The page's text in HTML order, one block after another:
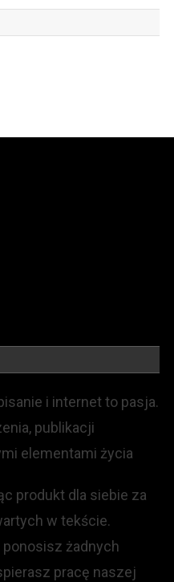
i internet to pasja.
publikacji
elementami życia
produkt dla siebie za
w tekście.
ponosisz żadnych
pracę naszej